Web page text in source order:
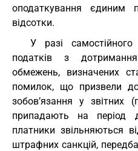
оподаткування
відсотки.
У разі
податків з
обмежень, визначених
помилок, що призвели
зобов’язання у звітних
припадають на період
платники звільняються
штрафних санкцій,